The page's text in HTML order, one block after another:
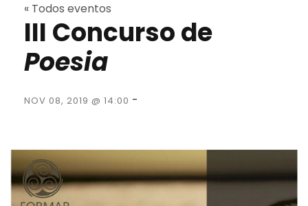
« Todos eventos
III Concurso de
Poesia
NOV 08, 2019 @ 14:00 -